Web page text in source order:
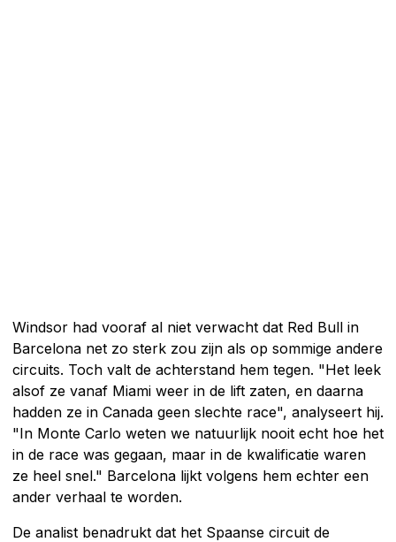
Windsor had vooraf al niet verwacht dat Red Bull in
Barcelona net zo sterk zou zijn als op sommige andere
circuits. Toch valt de achterstand hem tegen. "Het leek
alsof ze vanaf Miami weer in de lift zaten, en daarna
hadden ze in Canada geen slechte race", analyseert hij.
"In Monte Carlo weten we natuurlijk nooit echt hoe het
in de race was gegaan, maar in de kwalificatie waren
ze heel snel." Barcelona lijkt volgens hem echter een
ander verhaal te worden.
De analist benadrukt dat het Spaanse circuit de